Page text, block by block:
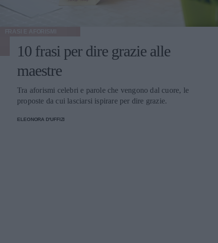
10 frasi per dire grazie alle
maestre
Tra aforismi celebri e parole che vengono dal cuore, le
proposte da cui lasciarsi ispirare per dire grazie.
ELEONORA D'UFFIZI